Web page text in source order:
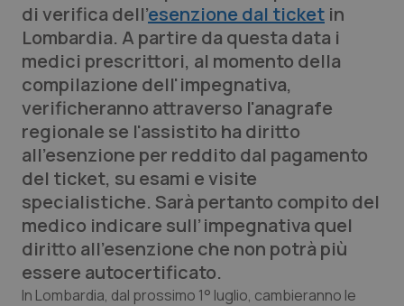
Lettere al direttore
Edizioni Regionali
QS Pro
Professionisti Sanitari.AI
Abruzzo
Basilicata
Calabria
QS Pro Gold
Artrite & artrosi
Asma & BPCO
QS Club Newsletter
di verifica dell'esenzione dal ticket in
Lombardia. A partire da questa data i
medici prescrittori, al momento della
compilazione dell'impegnativa,
verificheranno attraverso l'anagrafe
regionale se l'assistito ha diritto
all'esenzione per reddito dal pagamento
del ticket, su esami e visite
specialistiche. Sarà pertanto compito del
medico indicare sull’impegnativa quel
diritto all’esenzione che non potrà più
essere autocertificato.
In Lombardia, dal prossimo 1° luglio, cambieranno le